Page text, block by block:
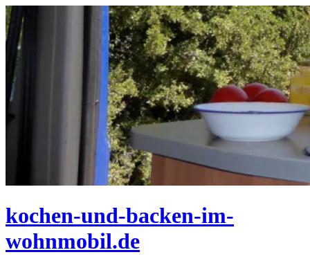
Zum
Inhalt
springen
kochen-und-backen-im-
wohnmobil.de